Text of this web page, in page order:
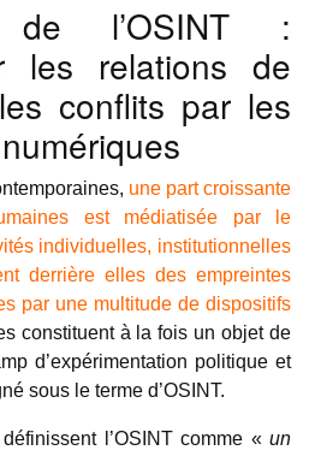
l’OSINT :
les relations de
conflits par les
une part croissante
est médiatisée par le
individuelles, institutionnelles
derrière elles des empreintes
par une multitude de dispositifs
constituent à la fois un objet de
d’expérimentation politique et
sous le terme d’OSINT.
l’OSINT comme « un